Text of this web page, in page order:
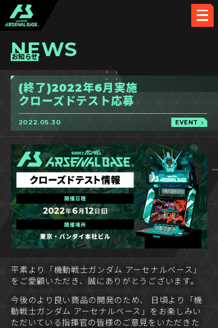
NEWS
お知らせ
(終了)2022年6月実施
クローズドテスト応募
2022.05.30 EVENT
平素より「機動戦士ガンダム アーセナルベース」
をご愛顧いただき、誠にありがとうございます。
今後のより良い商品の開発のため、 日頃より「機
動戦士ガンダム アーセナルベース」をお楽しみい
ただいている指揮官の皆様のご意見をいただきた